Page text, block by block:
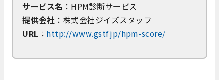
サービス名 ：HPM診断サービス
提供会社 ：株式会社ジイズスタッフ
URL ： http://www.gstf.jp/hpm-score/